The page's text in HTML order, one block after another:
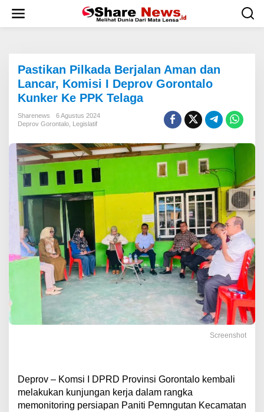
w
Pastikan Pilkada Berjalan Aman dan
Lancar, Komisi I Deprov Gorontalo
Kunker Ke PPK Telaga
Sharenews
6 Agustus 2024
Deprov Gorontalo Legislatif
Screenshot
Deprov – Komsi I DPRD Provinsi Gorontalo kembali
melakukan kunjungan kerja dalam rangka
memonitoring persiapan Paniti Pemngutan Kecamatan